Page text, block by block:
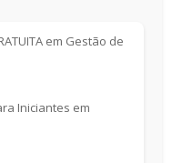
em Gestão de
Iniciantes em